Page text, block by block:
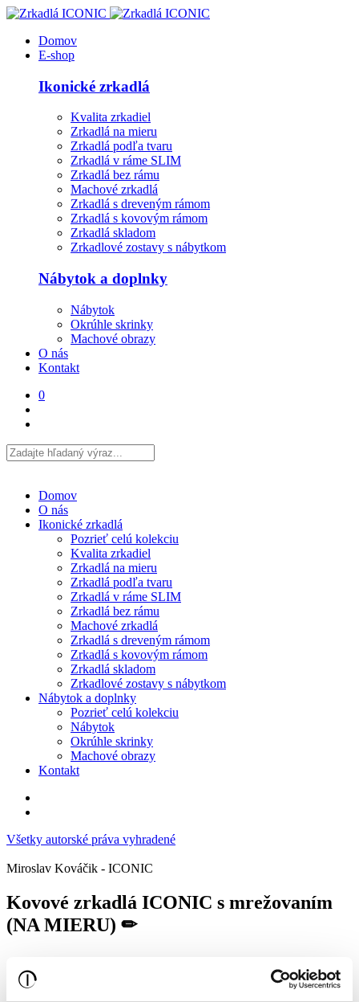
Domov
E-shop
Ikonické zrkadlá
Kvalita zrkadiel
Zrkadlá na mieru
Zrkadlá podľa tvaru
Zrkadlá v ráme SLIM
Zrkadlá bez rámu
Machové zrkadlá
Zrkadlá s dreveným rámom
Zrkadlá s kovovým rámom
Zrkadlá skladom
Zrkadlové zostavy s nábytkom
Nábytok a doplnky
Nábytok
Okrúhle skrinky
Machové obrazy
O nás
Kontakt
0
Domov
O nás
Ikonické zrkadlá
Pozrieť celú kolekciu
Kvalita zrkadiel
Zrkadlá na mieru
Zrkadlá podľa tvaru
Zrkadlá v ráme SLIM
Zrkadlá bez rámu
Machové zrkadlá
Zrkadlá s dreveným rámom
Zrkadlá s kovovým rámom
Zrkadlá skladom
Zrkadlové zostavy s nábytkom
Nábytok a doplnky
Pozrieť celú kolekciu
Nábytok
Okrúhle skrinky
Machové obrazy
Kontakt
Všetky autorské práva vyhradené
Miroslav Kováčik - ICONIC
Kovové zrkadlá ICONIC s mrežovaním
(NA MIERU) ✏
Kovové zrkadlá ICONIC s mrežovaním (NA MIERU) ✏